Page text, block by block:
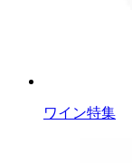
ワイン特集